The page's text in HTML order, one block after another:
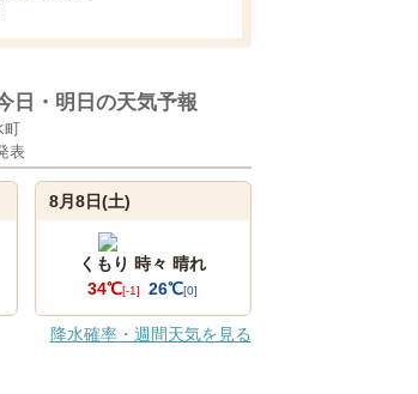
日・明日の天気予報
町
表
8月8日(土)
くもり 時々 晴れ
34℃[-1] 26℃[0]
降水確率・週間天気を見る